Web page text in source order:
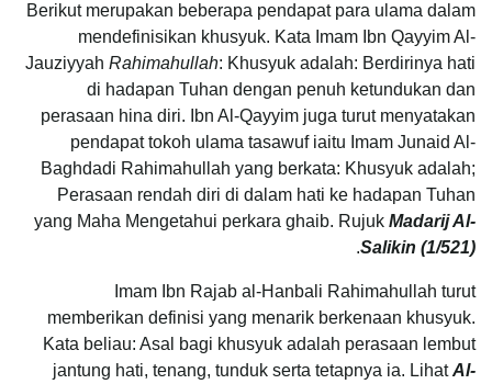
Berikut merupakan beberapa pendapat para ulama dalam
mendefinisikan khusyuk. Kata Imam Ibn Qayyim Al-
Jauziyyah Rahimahullah: Khusyuk adalah: Berdirinya hati
di hadapan Tuhan dengan penuh ketundukan dan
perasaan hina diri. Ibn Al-Qayyim juga turut menyatakan
pendapat tokoh ulama tasawuf iaitu Imam Junaid Al-
Baghdadi Rahimahullah yang berkata: Khusyuk adalah;
Perasaan rendah diri di dalam hati ke hadapan Tuhan
yang Maha Mengetahui perkara ghaib. Rujuk Madarij Al-
Salikin (1/521)
.
Imam Ibn Rajab al-Hanbali Rahimahullah turut
memberikan definisi yang menarik berkenaan khusyuk.
Kata beliau: Asal bagi khusyuk adalah perasaan lembut
jantung hati, tenang, tunduk serta tetapnya ia. LihatAl-